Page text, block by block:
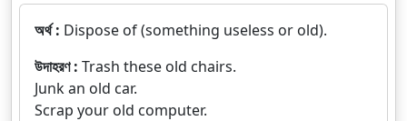
অর্থ : Dispose of (something useless or old).
উদাহরণ : Trash these old chairs.
Junk an old car.
Scrap your old computer.